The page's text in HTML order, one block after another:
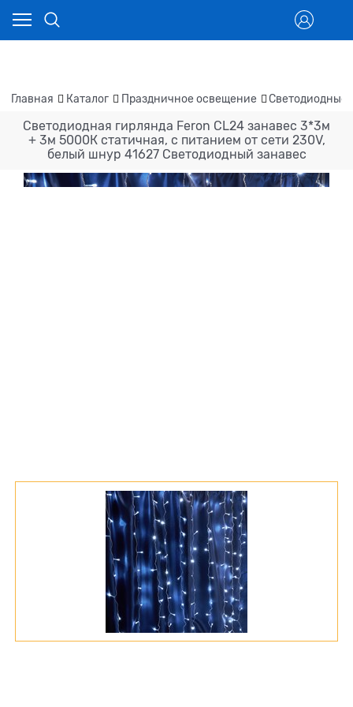
Главная Каталог Праздничное освещение Светодиодные
Светодиодная гирлянда Feron CL24 занавес 3*3м
+ 3м 5000К статичная, c питанием от сети 230V,
белый шнур 41627 Светодиодный занавес